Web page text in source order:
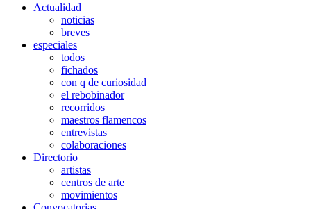
Actualidad
noticias
breves
especiales
todos
fichados
con q de curiosidad
el rebobinador
recorridos
maestros flamencos
entrevistas
colaboraciones
Directorio
artistas
centros de arte
movimientos